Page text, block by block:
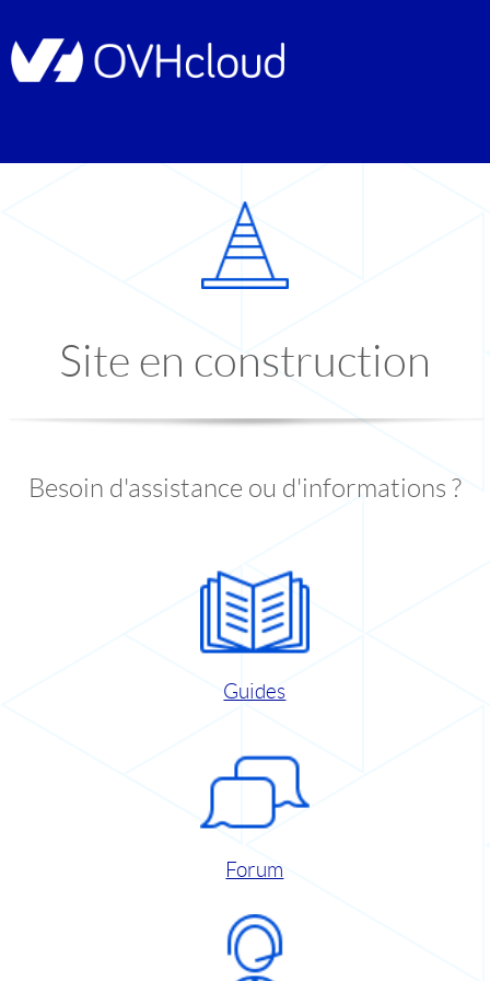
Site en construction
Besoin d'assistance ou d'informations ?
Guides
Forum